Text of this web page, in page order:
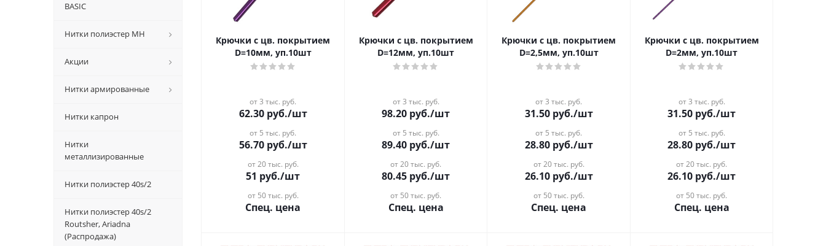
Крючки с цв. покрытием
D=10мм, уп.10шт
от 3 тыс. руб.
62.30руб./шт
от 5 тыс. руб.
56.70руб./шт
от 20 тыс. руб.
51 руб./шт
от 50 тыс. руб.
Спец. цена
Крючки с цв. покрытием
D=12мм, уп.10шт
от 3 тыс. руб.
98.20 руб./шт
от 5 тыс. руб.
89.40 руб./шт
от 20 тыс. руб.
80.45 руб./шт
от 50 тыс. руб.
Спец. цена
Крючки с цв. покрытием
D=2,5мм, уп.10шт
от 3 тыс. руб.
31.50руб./шт
от 5 тыс. руб.
28.80руб./шт
от 20 тыс. руб.
26.10руб./шт
от 50 тыс. руб.
Спец. цена
Крючки с цв. покрытием
D=2мм, уп.10шт
от 3 тыс. руб.
31.50 руб./шт
от 5 тыс. руб.
28.80 руб./шт
от 20 тыс. руб.
26.10 руб./шт
от 50 тыс. руб.
Спец. цена
BASIC
Нитки полиэстер MH
Акции
Нитки армированные
Нитки капрон
Нитки
металлизированные
Нитки полиэстер 40s/2
Нитки полиэстер 40s/2
Routsher, Ariadna
(Распродажа)